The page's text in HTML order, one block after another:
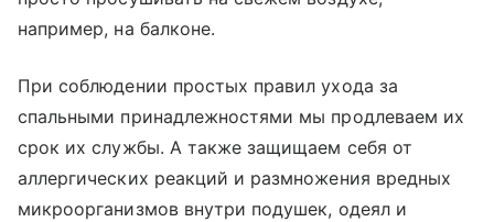
например, на балконе.
При соблюдении простых правил ухода за
спальными принадлежностями мы продлеваем их
срок их службы. А также защищаем себя от
аллергических реакций и размножения вредных
микроорганизмов внутри подушек, одеял и